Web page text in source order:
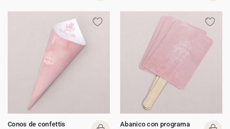
Conos de confettis
Abanico con programa